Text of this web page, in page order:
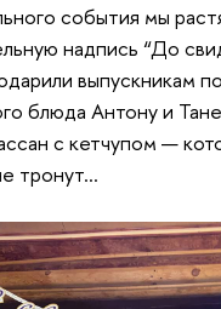
события мы
надпись “До
выпускникам
блюда Антону и
с кетчупом —
тронут…